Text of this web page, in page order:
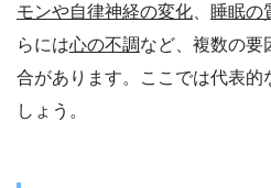
モンや自律神経の変化
睡眠の
らには心の不調など、複数の要
合があります。ここでは代表的
しょう。